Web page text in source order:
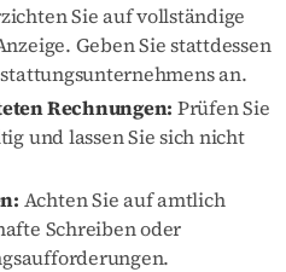
Sie auf vollständige
Geben Sie stattdessen
an.
Rechnungen: Prüfen Sie
und lassen Sie sich nicht
Achten Sie auf amtlich
Schreiben oder